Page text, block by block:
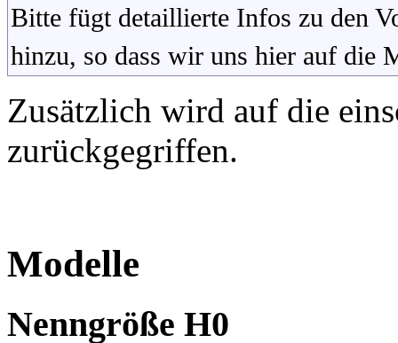
Bitte fügt detaillierte Infos zu den
hinzu, so dass wir uns hier auf die
Zusätzlich wird auf die
zurückgegriffen.
Modelle
Nenngröße H0